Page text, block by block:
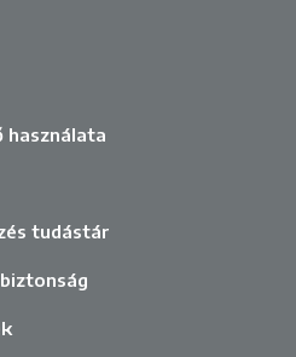
használata
tudástár